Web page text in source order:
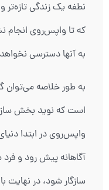
نطفه یک زندگی تازه‌تر
که تا واپس‌روی انجام
به آنها دسترسی
به طور خلاصه می‌توان
است که نوید بخش
واپس‌روی در ابتدا
آگاهانه پیش رود و
سازگار شود، در نهایت